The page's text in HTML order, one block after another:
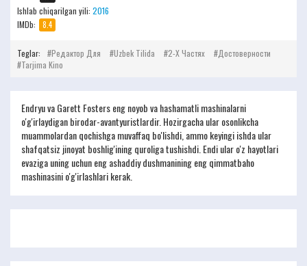
Ishlab chiqarilgan yili: 2016
IMDb:
8.4
Teglar: Редактор Для Uzbek Tilida 2-Х Частях
Достоверности
Tarjima Kino
Endryu va Garett Fosters eng noyob va hashamatli mashinalarni
o'g'irlaydigan birodar-avantyuristlardir. Hozirgacha ular osonlikcha
muammolardan qochishga muvaffaq bo'lishdi, ammo keyingi ishda ular
shafqatsiz jinoyat boshlig'ining quroliga tushishdi. Endi ular o'z hayotlari
evaziga uning uchun eng ashaddiy dushmanining eng qimmatbaho
mashinasini o'g'irlashlari kerak.